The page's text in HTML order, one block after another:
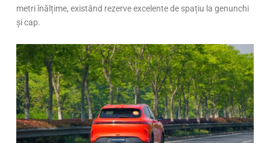
metri înălțime, existând rezerve excelente de spațiu la genunchi
și cap.